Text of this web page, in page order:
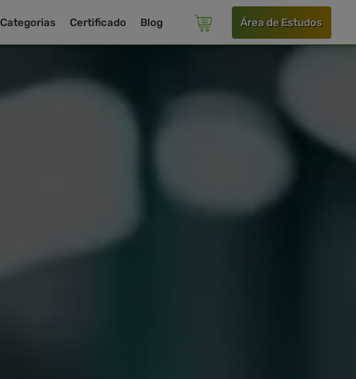
Categorias Certificado Blog Área de Estudos